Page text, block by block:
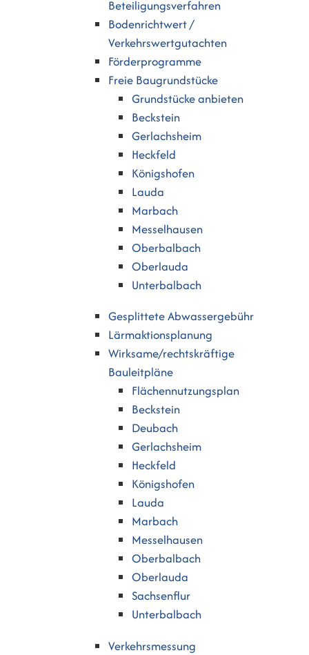
Beteiligungsverfahren
Bodenrichtwert /
Verkehrswertgutachten
Förderprogramme
Freie Baugrundstücke
Grundstücke anbieten
Beckstein
Gerlachsheim
Heckfeld
Königshofen
Lauda
Marbach
Messelhausen
Oberbalbach
Oberlauda
Unterbalbach
Gesplittete Abwassergebühr
Lärmaktionsplanung
Wirksame/rechtskräftige
Bauleitpläne
Flächennutzungsplan
Beckstein
Deubach
Gerlachsheim
Heckfeld
Königshofen
Lauda
Marbach
Messelhausen
Oberbalbach
Oberlauda
Sachsenflur
Unterbalbach
Verkehrsmessung